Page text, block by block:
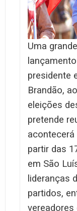
Uma
presidente
Brandão,
eleições
pretende
acontecerá
partir das
em São
lideranças
partidos,
vereadores